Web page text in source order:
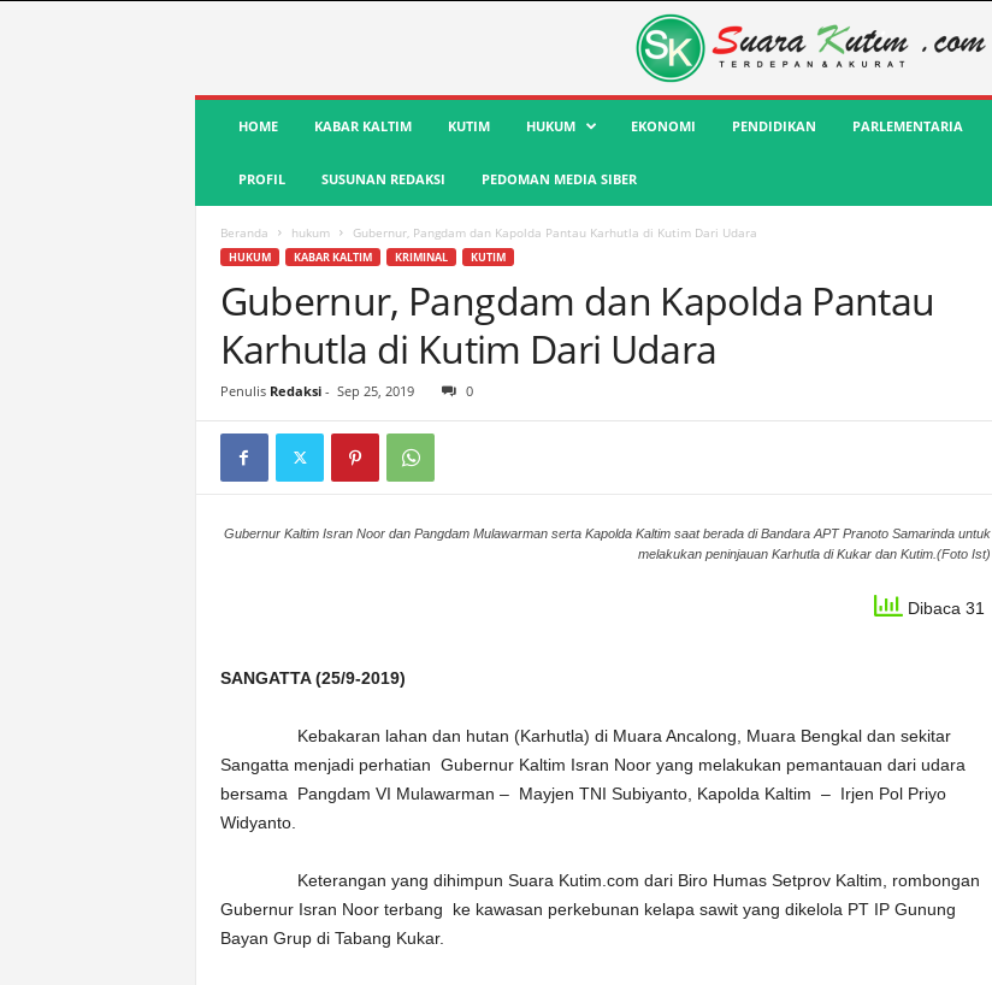
a
HOME KABAR KALTIM KUTIM HUKUM EKONOMI PENDIDIKAN PARLEMENTARIA
PROFIL SUSUNAN REDAKSI PEDOMAN MEDIA SIBER
Beranda hukum Gubernur, Pangdam dan Kapolda Pantau Karhutla di Kutim Dari Udara
HUKUM KABAR KALTIM KRIMINAL KUTIM
Gubernur, Pangdam dan Kapolda Pantau
Karhutla di Kutim Dari Udara
Penulis Redaksi- Sep 25, 2019 0
Gubernur Kaltim Isran Noor dan Pangdam Mulawarman serta Kapolda Kaltim saat berada di Bandara APT Pranoto Samarinda untuk
melakukan peninjauan Karhutla di Kukar dan Kutim.(Foto Ist)
Dibaca 31
SANGATTA (25/9-2019)
Kebakaran lahan dan hutan (Karhutla) di Muara Ancalong, Muara Bengkal dan sekitar
Sangatta menjadi perhatian Gubernur Kaltim Isran Noor yang melakukan pemantauan dari udara
bersama Pangdam VI Mulawarman – Mayjen TNI Subiyanto, Kapolda Kaltim – Irjen Pol Priyo
Widyanto.
Keterangan yang dihimpun Suara Kutim.com dari Biro Humas Setprov Kaltim, rombongan
Gubernur Isran Noor terbang ke kawasan perkebunan kelapa sawit yang dikelola PT IP Gunung
Bayan Grup di Tabang Kukar.